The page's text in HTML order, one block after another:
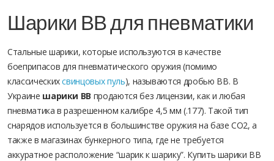
Шарики ВВ для пневматики
Стальные шарики, которые используются в качестве
боеприпасов для пневматического оружия (помимо
классическихсвинцовых пуль), называются дробью ВВ. В
Украине шарики ВВ продаются без лицензии, как и любая
пневматика в разрешенном калибре 4,5 мм (.177). Такой тип
снарядов используется в большинстве оружия на базе СО2, а
также в магазинах бункерного типа, где не требуется
аккуратное расположение “шарик к шарику”. Купить шарики ВВ